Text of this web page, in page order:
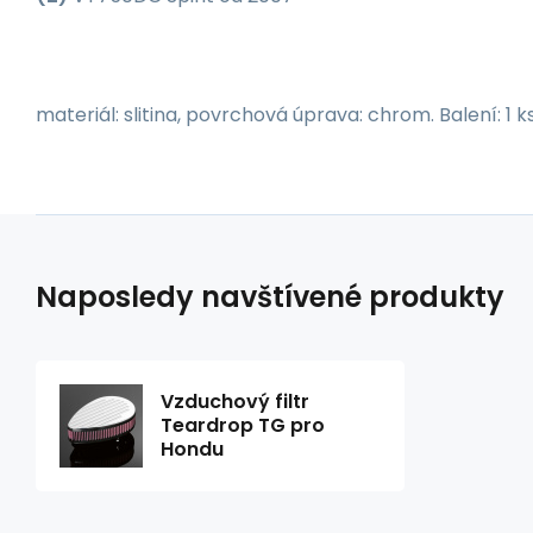
materiál: slitina, povrchová úprava: chrom. Balení: 1
Naposledy navštívené produkty
Vzduchový filtr
Teardrop TG pro
Hondu